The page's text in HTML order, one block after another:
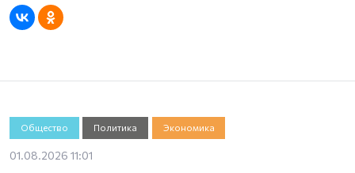
Общество Политика Экономика
01.08.2026 11:01